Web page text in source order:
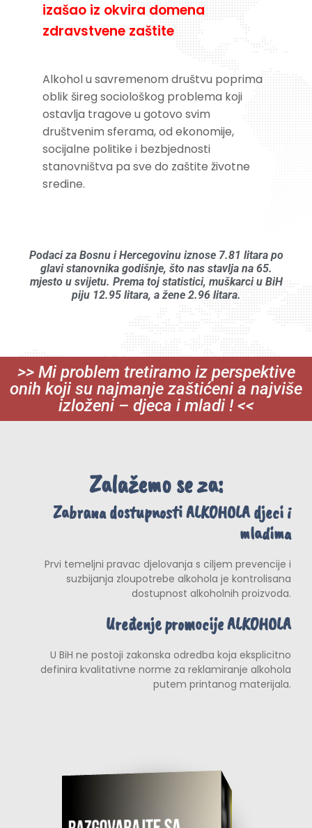
izašao iz okvira domena
zdravstvene zaštite
Alkohol u savremenom društvu poprima
oblik šireg sociološkog problema koji
ostavlja tragove u gotovo svim
društvenim sferama, od ekonomije,
socijalne politike i bezbjednosti
stanovništva pa sve do zaštite životne
sredine.
Podaci za Bosnu i Hercegovinu iznose 7.81 litara po
glavi stanovnika godišnje, što nas stavlja na 65.
mjesto u svijetu. Prema toj statistici, muškarci u BiH
piju 12.95 litara, a žene 2.96 litara.
>> Mi problem tretiramo iz perspektive
onih koji su najmanje zaštićeni a najviše
izloženi – djeca i mladi ! <<
Zalažemo se za:
Zabrana dostupnosti ALKOHOLA djeci i
mladima
Prvi temeljni pravac djelovanja s ciljem prevencije i
suzbijanja zloupotrebe alkohola je kontrolisana
dostupnost alkoholnih proizvoda.
Uređenje promocije ALKOHOLA
U BiH ne postoji zakonska odredba koja eksplicitno
definira kvalitativne norme za reklamiranje alkohola
putem printanog materijala.